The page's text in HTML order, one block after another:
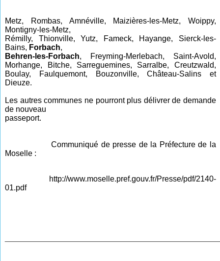
Metz, Rombas, Amnéville, Maizières-les-Metz, Woippy,
Montigny-les-Metz,
Rémilly, Thionville, Yutz, Fameck, Hayange, Sierck-les-
Bains, Forbach,
Behren-les-Forbach, Freyming-Merlebach, Saint-Avold,
Morhange, Bitche, Sarreguemines, Sarralbe, Creutzwald,
Boulay, Faulquemont, Bouzonville, Château-Salins et
Dieuze.
Les autres communes ne pourront plus délivrer de demande
de nouveau
passeport.
Communiqué de presse de la Préfecture de la
Moselle :
http://www.moselle.pref.gouv.fr/Presse/pdf/2140-
01.pdf